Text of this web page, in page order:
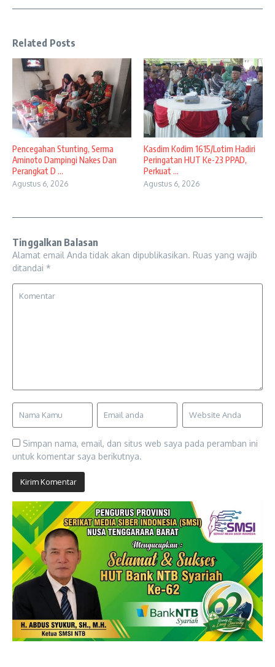
Related Posts
Pencegahan Stunting, Serma
Aminoto Dampingi Nakes Dan
Perangkat D ...
Agustus 6, 2026
Kasdim Kodim 1615/Lotim Hadiri
Peringatan HUT Ke-23 PPAD,
Perkuat ...
Agustus 6, 2026
Tinggalkan Balasan
Alamat email Anda tidak akan dipublikasikan. Ruas yang wajib
ditandai *
Simpan nama, email, dan situs web saya pada peramban ini
untuk komentar saya berikutnya.